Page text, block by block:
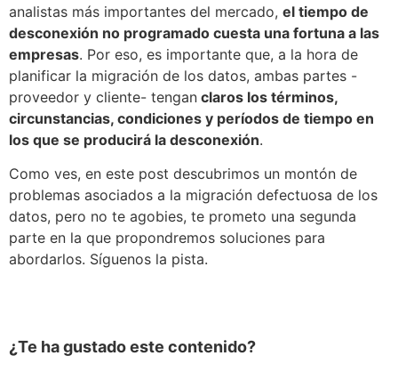
analistas más importantes del mercado, el tiempo de
desconexión no programado cuesta una fortuna a las
empresas. Por eso, es importante que, a la hora de
planificar la migración de los datos, ambas partes -
proveedor y cliente- tengan claros los términos,
circunstancias, condiciones y períodos de tiempo en
los que se producirá la desconexión.
Como ves, en este post descubrimos un montón de
problemas asociados a la migración defectuosa de los
datos, pero no te agobies, te prometo una segunda
parte en la que propondremos soluciones para
abordarlos. Síguenos la pista.
¿Te ha gustado este contenido?